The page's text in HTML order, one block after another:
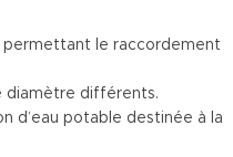
le raccordement
diamètre différents.
d’eau potable destinée à la